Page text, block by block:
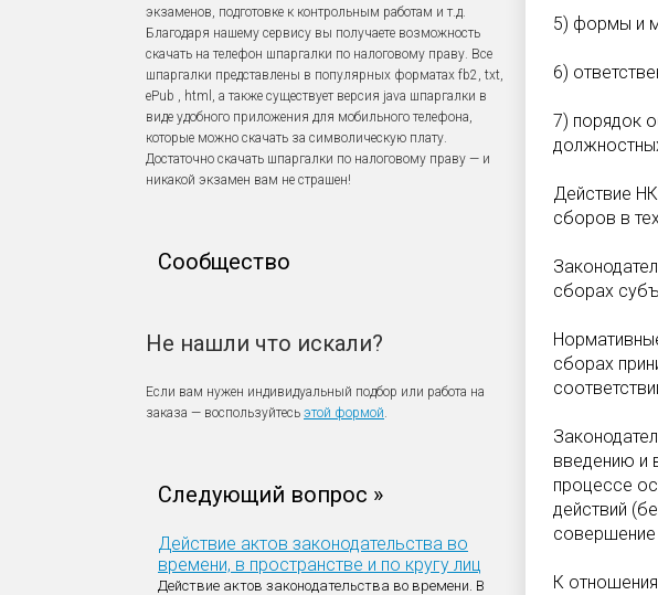
экзаменов, подготовке к контрольным работам и т.д.
Благодаря нашему сервису вы получаете возможность
скачать на телефон шпаргалки по налоговому праву. Все
шпаргалки представлены в популярных форматах fb2, txt,
ePub , html, а также существует версия java шпаргалки в
виде удобного приложения для мобильного телефона,
которые можно скачать за символическую плату.
Достаточно скачать шпаргалки по налоговому праву — и
никакой экзамен вам не страшен!
Сообщество
Не нашли что искали?
Если вам нужен индивидуальный подбор или работа на
заказа — воспользуйтесь этой формой.
Следующий вопрос »
Действие актов законодательства во
времени, в пространстве и по кругу лиц
Действие актов законодательства во времени. В
5) формы и
6)
7) порядок
Действие
сборов в
сборах
сборах
введению и
процессе
действий
К